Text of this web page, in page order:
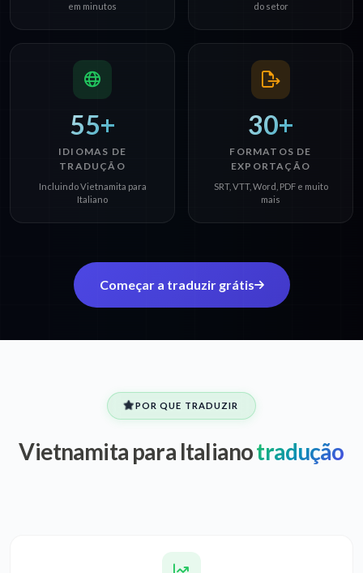
em minutos
do setor
55+
IDIOMAS DE
TRADUÇÃO
Incluindo Vietnamita para
Italiano
30+
FORMATOS DE
EXPORTAÇÃO
SRT, VTT, Word, PDF e muito
mais
Começar a traduzir grátis
POR QUE TRADUZIR
Vietnamita para Italianotradução